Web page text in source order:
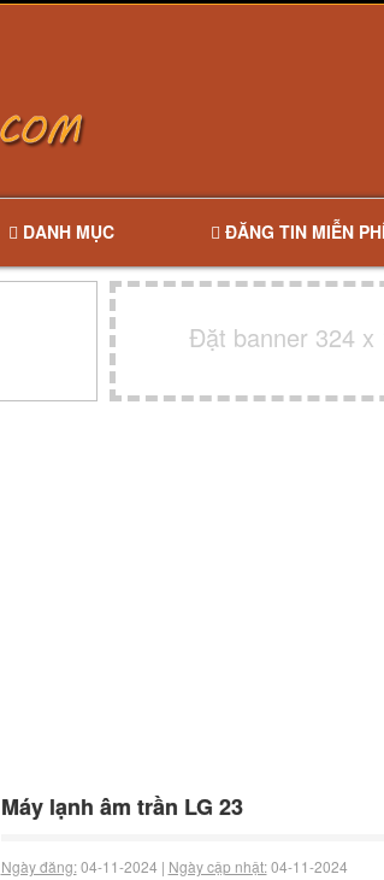
DANH MỤC ĐĂNG TIN MIỄN PHÍ
Đặt banner 324 x
Máy lạnh âm trần LG 23
Ngày đăng:04-11-2024 | Ngày cập nhật:04-11-2024